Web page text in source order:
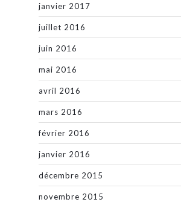
janvier 2017
juillet 2016
juin 2016
mai 2016
avril 2016
mars 2016
février 2016
janvier 2016
décembre 2015
novembre 2015